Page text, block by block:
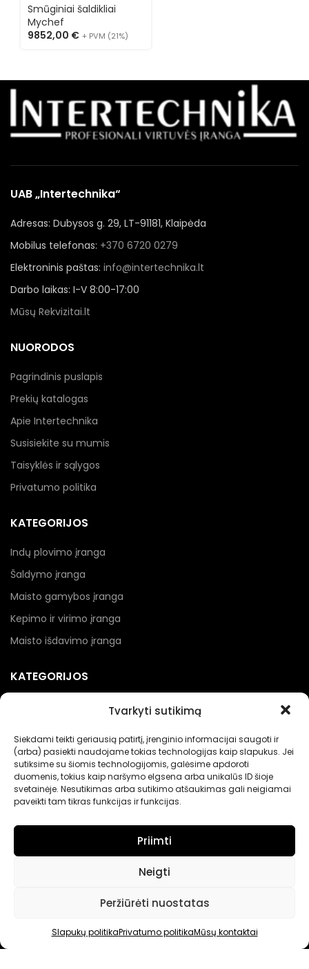
Tvarkyti sutikimą
Siekdami teikti geriausią patirtį, įrenginio informacijai saugoti ir
(arba) pasiekti naudojame tokias technologijas kaip slapukus. Jei
sutiksime su šiomis technologijomis, galėsime apdoroti
duomenis, tokius kaip naršymo elgsena arba unikalūs ID šioje
svetainėje. Nesutikimas arba sutikimo atšaukimas gali neigiamai
paveikti tam tikras funkcijas ir funkcijas.
Priimti
Neigti
Peržiūrėti nuostatas
Slapukų politikaPrivatumo politikaMūsų kontaktai
MYCHILL TCHA15TG
Smūginiai šaldikliai
Mychef
9852,00 € + PVM (21%)
UAB „Intertechnika“
Adresas: Dubysos g. 29, LT-91181, Klaipėda
Mobilus telefonas: +370 6720 0279
Elektroninis paštas: info@intertechnika.lt
Darbo laikas: I-V 8:00-17:00
Mūsų Rekvizitai.lt
NUORODOS
Pagrindinis puslapis
Prekių katalogas
Apie Intertechnika
Susisiekite su mumis
Taisyklės ir sąlygos
Privatumo politika
KATEGORIJOS
Indų plovimo įranga
Šaldymo įranga
Maisto gamybos įranga
Kepimo ir virimo įranga
Maisto išdavimo įranga
KATEGORIJOS
Įranga gėrimams
Renginių įranga
Maisto pakavimo įranga
Nerandate norimų prekių?
kontaktuose nurodytu tel. numeriu arba el. paštu.